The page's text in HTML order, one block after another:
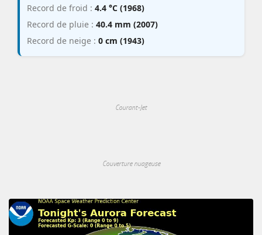
Record de froid : 4.4 °C (1968)
Record de pluie : 40.4 mm (2007)
Record de neige : 0 cm (1943)
Courant-Jet
Couverture nuageuse